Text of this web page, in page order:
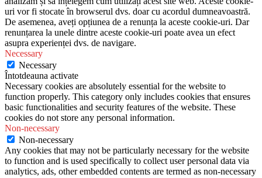
uri vor fi stocate în browserul dvs. doar cu acordul dumneavoastră.
De asemenea, aveți opțiunea de a renunța la aceste cookie-uri. Dar
renunțarea la unele dintre aceste cookie-uri poate avea un efect
asupra experienței dvs. de navigare.
Necessary
Necessary
Întotdeauna activate
Necessary cookies are absolutely essential for the website to
function properly. This category only includes cookies that ensures
basic functionalities and security features of the website. These
cookies do not store any personal information.
Non-necessary
Non-necessary
Any cookies that may not be particularly necessary for the website
to function and is used specifically to collect user personal data via
analytics, ads, other embedded contents are termed as non-necessary